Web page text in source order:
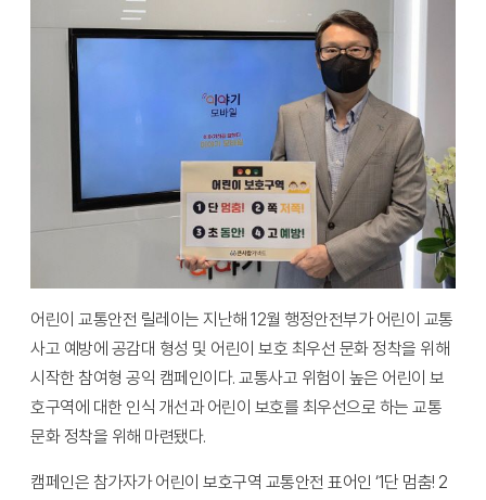
어린이 교통안전 릴레이는 지난해 12월 행정안전부가 어린이 교통
사고 예방에 공감대 형성 및 어린이 보호 최우선 문화 정착을 위해
시작한 참여형 공익 캠페인이다. 교통사고 위험이 높은 어린이 보
호구역에 대한 인식 개선과 어린이 보호를 최우선으로 하는 교통
문화 정착을 위해 마련됐다.
캠페인은 참가자가 어린이 보호구역 교통안전 표어인 ‘1단 멈춤! 2